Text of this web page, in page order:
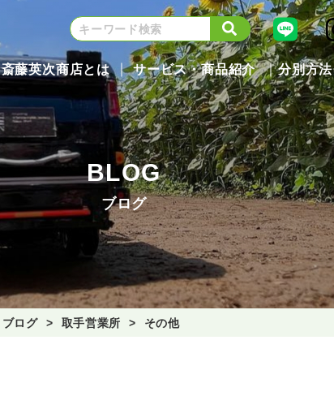
斎藤英次商店とは サービス・商品紹介 分別方法
BLOG
ブログ
ブログ 取手営業所 その他